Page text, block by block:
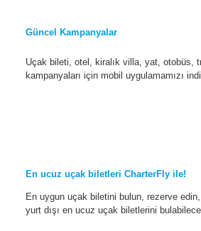
Güncel Kampanyalar
Uçak bileti, otel, kiralık villa, yat, otobüs,
kampanyaları için mobil uygulamamızı
En ucuz uçak biletleri CharterFly ile!
En uygun uçak biletini bulun, rezerve
yurt dışı en ucuz uçak biletlerini